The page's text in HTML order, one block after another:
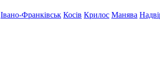
Івано-Франківськ Косів Крилос Манява